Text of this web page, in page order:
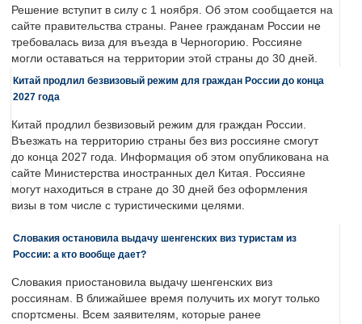
Решение вступит в силу с 1 ноября. Об этом сообщается на
сайте правительства страны. Ранее гражданам России не
требовалась виза для въезда в Черногорию. Россияне
могли оставаться на территории этой страны до 30 дней.
Китай продлил безвизовый режим для граждан России до конца
2027 года
Китай продлил безвизовый режим для граждан России.
Въезжать на территорию страны без виз россияне смогут
до конца 2027 года. Информация об этом опубликована на
сайте Министерства иностранных дел Китая. Россияне
могут находиться в стране до 30 дней без оформления
визы в том числе с туристическими целями.
Словакия остановила выдачу шенгенских виз туристам из
России: а кто вообще дает?
Словакия приостановила выдачу шенгенских виз
россиянам. В ближайшее время получить их могут только
спортсмены. Всем заявителям, которые ранее